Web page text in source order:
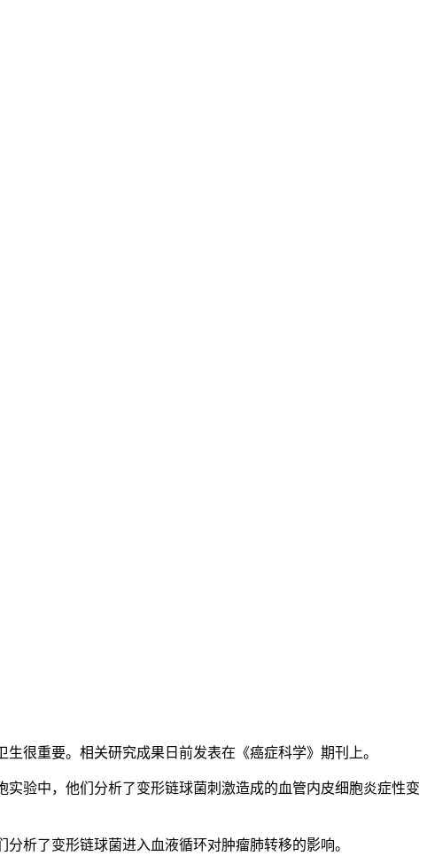
很重要。相关研究成果日前发表在《癌症科学》期刊上。
验中，他们分析了变形链球菌刺激造成的血管内皮细胞炎症性变
析了变形链球菌进入血液循环对肿瘤肺转移的影响。